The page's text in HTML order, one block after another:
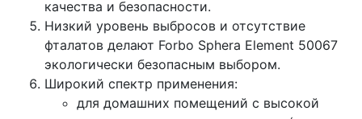
качества и безопасности.
Низкий уровень выбросов и отсутствие
фталатов делают Forbo Sphera Element 50067
экологически безопасным выбором.
Широкий спектр применения:
для домашних помещений с высокой